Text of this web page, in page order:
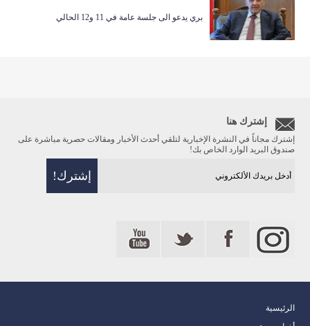
بري يدعو الى جلسة عامة في 11 و12 الحالي
إشترك هنا
إشترك مجاناً في النشرة الإخبارية لتلقي أحدث الأخبار ومقالات حصرية مباشرة على
صندوق البريد الوارد الخاص بك!
الرئيسية